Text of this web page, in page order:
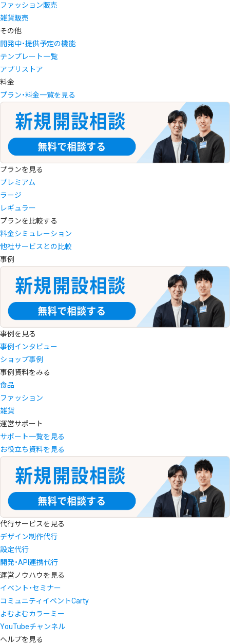
ファッション販売
雑貨販売
その他
開発中・提供予定の機能
テンプレート一覧
アプリストア
料金
プラン・料金一覧を見る
プランを見る
プレミアム
ラージ
レギュラー
プランを比較する
料金シミュレーション
他社サービスとの比較
事例
事例を見る
事例インタビュー
ショップ事例
事例資料をみる
食品
ファッション
雑貨
運営サポート
サポート一覧を見る
お役立ち資料を見る
代行サービスを見る
デザイン制作代行
設定代行
開発・API連携代行
運営ノウハウを見る
イベント・セミナー
コミュニティイベントCarty
よむよむカラーミー
YouTubeチャンネル
ヘルプを見る